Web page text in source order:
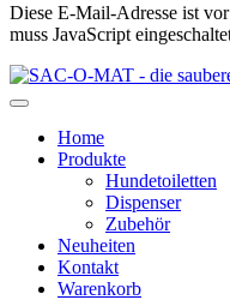
Diese E-Mail-Adresse ist
muss JavaScript
Home
Produkte
Hundetoiletten
Dispenser
Zubehör
Neuheiten
Kontakt
Warenkorb